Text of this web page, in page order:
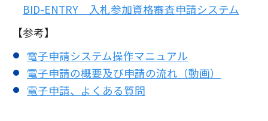
BID-ENTRY 入札参加資格審査申請システム
【参考】
電子申請システム操作マニュアル
電子申請の概要及び申請の流れ（動画）
電子申請、よくある質問